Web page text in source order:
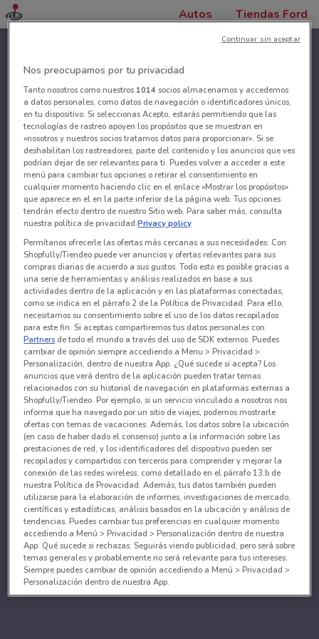
Autos Tiendas Ford
Nos preocupamos por tu privacidad
Tanto nosotros como nuestros 1014socios almacenamos y accedemos
a datos personales, como datos de navegación o identificadores únicos,
en tu dispositivo. Si seleccionas Acepto, estarás permitiendo que las
tecnologías de rastreo apoyen los propósitos que se muestran en
«nosotros y nuestros socios tratamos datos para proporcionar». Si se
deshabilitan los rastreadores, parte del contenido y los anuncios que ves
podrían dejar de ser relevantes para ti. Puedes volver a acceder a este
menú para cambiar tus opciones o retirar el consentimiento en
cualquier momento haciendo clic en el enlace «Mostrar los propósitos»
que aparece en el en la parte inferior de la página web. Tus opciones
tendrán efecto dentro de nuestro Sitio web. Para saber más, consulta
nuestra política de privacidad.Privacy policy
Permítanos ofrecerle las ofertas más cercanas a sus necesidades: Con
Shopfully/Tiendeo puede ver anuncios y ofertas relevantes para sus
compras diarias de acuerdo a sus gustos. Todo esto es posible gracias a
una serie de herramientas y análisis realizados en base a sus
actividades dentro de la aplicación y en las plataformas conectadas,
como se indica en el párrafo 2 de la Política de Privacidad. Para ello,
necesitamos su consentimiento sobre el uso de los datos recopilados
para este fin. Si aceptas compartiremos tus datos personales con
Partners de todo el mundo a través del uso de SDK externos. Puedes
cambiar de opinión siempre accediendo a Menu > Privacidad >
Personalización, dentro de nuestra App. ¿Qué sucede si acepta? Los
anuncios que verá dentro de la aplicación pueden tratar temas
relacionados con su historial de navegación en plataformas externas a
Shopfully/Tiendeo. Por ejemplo, si un servicio vinculado a nosotros nos
informa que ha navegado por un sitio de viajes, podemos mostrarle
ofertas con temas de vacaciones. Además, los datos sobre la ubicación
(en caso de haber dado el consenso) junto a la información sobre las
prestaciones de red, y los identificadores del dispositivo pueden ser
recopilados y compartidos con terceros para comprender y mejorar la
conexión de las redes wireless, como detallado en el párrafo 13.b de
nuestra Política de Provacidad. Además, tus datos también pueden
utilizarse para la elaboración de informes, investigaciones de mercado,
científicas y estadísticas, análisis basados en la ubicación y análisis de
tendencias. Puedes cambiar tus preferencias en cualquier momento
accediendo a Menú > Privacidad > Personalización dentro de nuestra
App. Qué sucede si rechazas: Seguirás viendo publicidad, pero será sobre
temas generales y probablemente no será relevante para tus intereses.
Siempre puedes cambiar de opinión accediendo a Menú > Privacidad >
Personalización dentro de nuestra App.
Continuar sin aceptar